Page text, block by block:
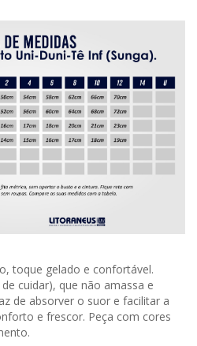
toque gelado e confortável.
de cuidar), que não amassa e
de absorver o suor e facilitar a
e frescor. Peça com cores